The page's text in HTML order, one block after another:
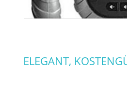
ELEGANT,